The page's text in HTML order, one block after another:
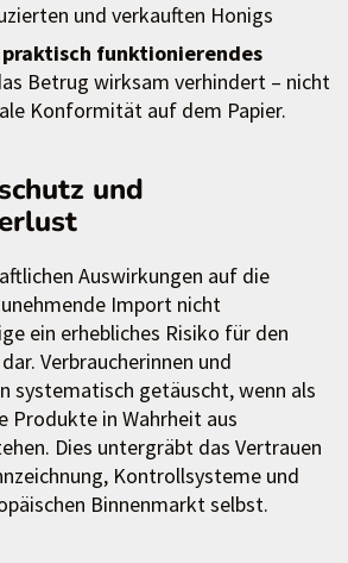
und verkauften Honigs
praktisch funktionierendes
Betrug wirksam verhindert – nicht
Konformität auf dem Papier.
und
Auswirkungen auf die
Import nicht
ein erhebliches Risiko für den
Verbraucherinnen und
systematisch getäuscht, wenn als
Produkte in Wahrheit aus
Dies untergräbt das Vertrauen
Kontrollsysteme und
Binnenmarkt selbst.